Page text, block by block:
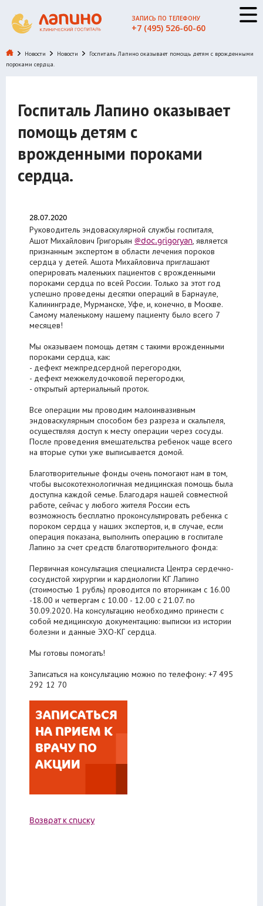
ЗАПИСЬ ПО ТЕЛЕФОНУ
+7 (495) 526-60-60
Новости Новости
Госпиталь Лапино оказывает помощь детям с врожденными
пороками сердца.
Госпиталь Лапино оказывает
помощь детям с
врожденными пороками
сердца.
28.07.2020
Руководитель эндоваскулярной службы госпиталя,
Ашот Михайлович Григорьян @doc.grigoryan , является
признанным экспертом в области лечения пороков
сердца у детей. Ашота Михайловича приглашают
оперировать маленьких пациентов с врожденными
пороками сердца по всей России. Только за этот год
успешно проведены десятки операций в Барнауле,
Калининграде, Мурманске, Уфе, и, конечно, в Москве.
Самому маленькому нашему пациенту было всего 7
месяцев!
Мы оказываем помощь детям с такими врожденными
пороками сердца, как:
- дефект межпредсердной перегородки,
- дефект межжелудочковой перегородки,
- открытый артериальный проток.
Все операции мы проводим малоинвазивным
эндоваскулярным способом без разреза и скальпеля,
осуществляя доступ к месту операции через сосуды.
После проведения вмешательства ребенок чаще всего
на вторые сутки уже выписывается домой.
Благотворительные фонды очень помогают нам в том,
чтобы высокотехнологичная медицинская помощь была
доступна каждой семье. Благодаря нашей совместной
работе, сейчас у любого жителя России есть
возможность бесплатно проконсультировать ребенка с
пороком сердца у наших экспертов, и, в случае, если
операция показана, выполнить операцию в госпитале
Лапино за счет средств благотворительного фонда:
Первичная консультация специалиста Центра сердечно-
сосудистой хирургии и кардиологии КГ Лапино
(стоимостью 1 рубль) проводится по вторникам с 16.00
-18.00 и четвергам с 10.00 - 12.00 с 21.07. по
30.09.2020. На консультацию необходимо принести с
собой медицинскую документацию: выписки из истории
болезни и данные ЭХО-КГ сердца.
Мы готовы помогать!
Записаться на консультацию можно по телефону: +7 495
292 12 70
ЗАПИСАТЬСЯ
НА ПРИЕМ К
ВРАЧУ ПО
АКЦИИ
Возврат к списку